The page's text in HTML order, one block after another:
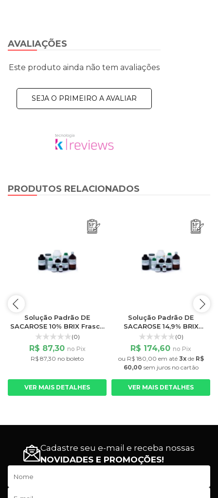
AVALIAÇÕES
Este produto ainda não tem avaliações
SEJA O PRIMEIRO A AVALIAR
PRODUTOS RELACIONADOS
Solução Padrão DE
SACAROSE 10% BRIX Frasco
de 25ML (0)
R$ 87,30 no Pix
R$ 87,30 no boleto
VER MAIS DETALHES
Solução Padrão DE
SACAROSE 14,9% BRIX
Frasco de 25ML
(0)
R$ 174,60 no Pix
ou R$ 180,00 em até 3xde R$
60,00 sem jurosno cartão
VER MAIS DETALHES
Cadastre seu e-mail e receba nossas
NOVIDADES E PROMOÇÕES!